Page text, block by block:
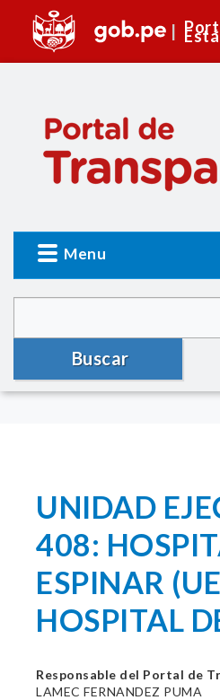
Menu
Buscar
UNIDAD
408:
ESPINAR
HOSPITAL
Responsable del Portal de
LAMEC FERNANDEZ PUMA